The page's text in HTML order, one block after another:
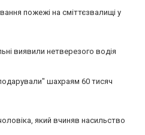
пожежі на сміттєзвалищі у
виявили нетверезого водія
шахраям 60 тисяч
який вчиняв насильство